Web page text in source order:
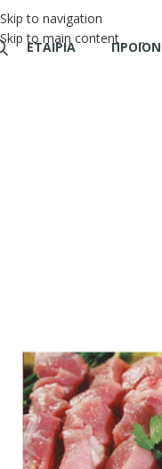
Skip to navigation
Skip to main content
ΕΤΑΙΡΊΑ